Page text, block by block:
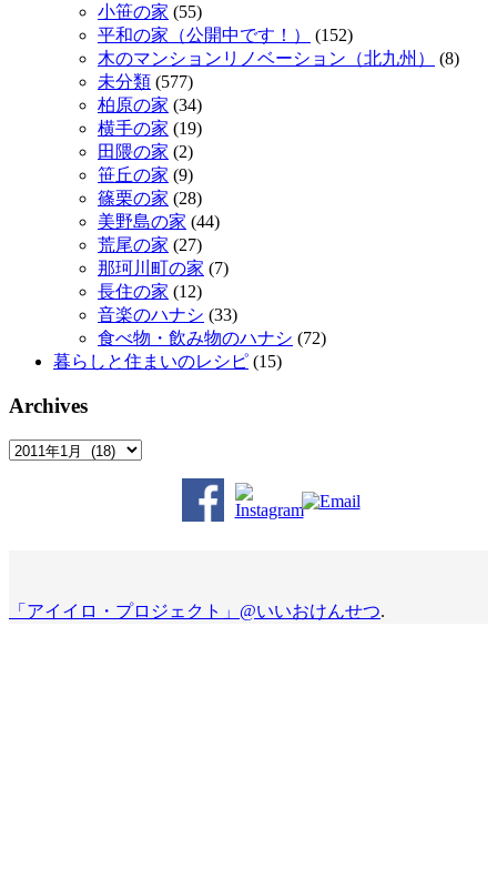
小笹の家 (55)
平和の家（公開中です！）
(152)
木のマンションリノベーション（北九州）
(8)
未分類 (577)
柏原の家 (34)
横手の家 (19)
田隈の家 (2)
笹丘の家 (9)
篠栗の家 (28)
美野島の家 (44)
荒尾の家 (27)
那珂川町の家 (7)
長住の家 (12)
音楽のハナシ (33)
食べ物・飲み物のハナシ (72)
暮らしと住まいのレシピ (15)
Archives
Archives
「アイイロ・プロジェクト」@いいおけんせつ.